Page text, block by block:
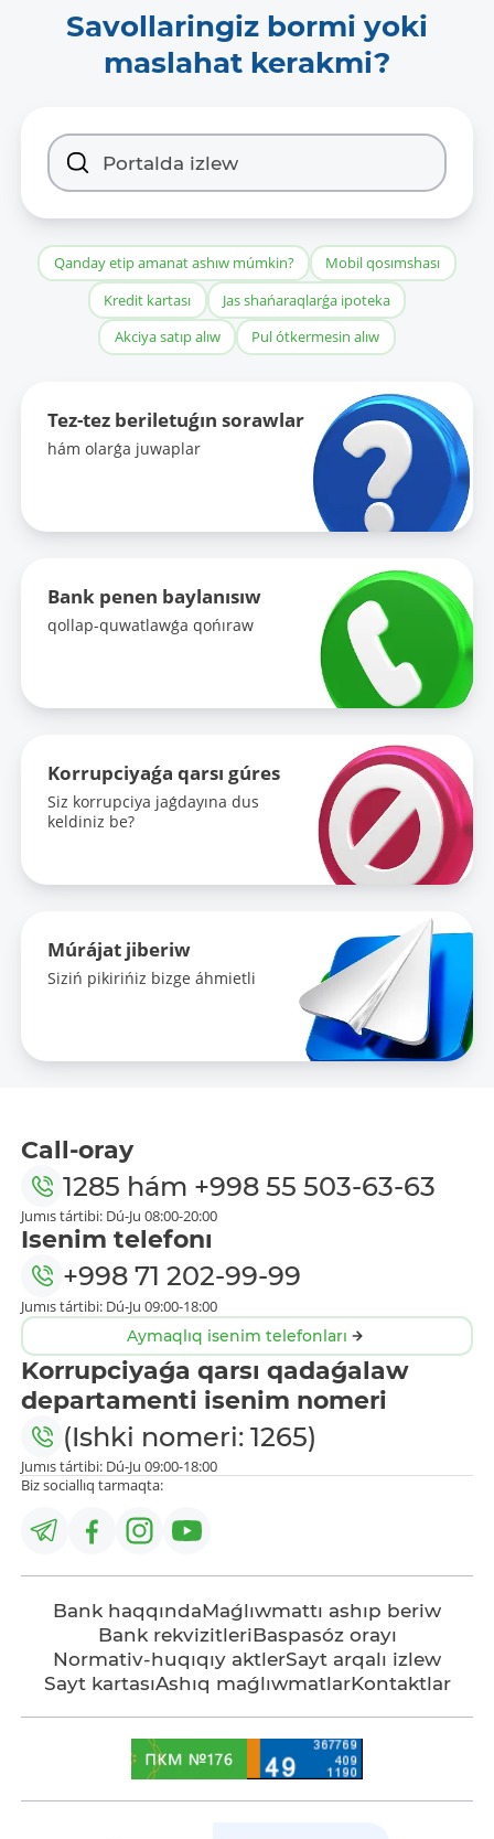
Savollaringiz bormi yoki
maslahat kerakmi?
Qanday etip amanat ashıw múmkin?
Mobil qosımshası
Kredit kartası
Jas shańaraqlarǵa ipoteka
Akciya satıp alıw
Pul ótkermesin alıw
Tez-tez beriletuǵın sorawlar
hám olarǵa juwaplar
Bank penen baylanısıw
qollap-quwatlawǵa qońıraw
Korrupciyaǵa qarsı gúres
Siz korrupciya jaǵdayına dus
keldiniz be?
Múrájat jiberiw
Siziń pikirińiz bizge áhmietli
Call-oray
1285 hám +998 55 503-63-63
Jumıs tártibi: Dú-Ju 08:00-20:00
Isenim telefonı
+998 71 202-99-99
Jumıs tártibi: Dú-Ju 09:00-18:00
Aymaqlıq isenim telefonları
Korrupciyaǵa qarsı qadaǵalaw
departamenti isenim nomeri
(Ishki nomeri: 1265)
Jumıs tártibi: Dú-Ju 09:00-18:00
Biz sociallıq tarmaqta:
Bank haqqındaMaǵlıwmattı ashıp beriw
Bank rekvizitleriBaspasóz orayı
Normativ-huqıqıy aktlerSayt arqalı izlew
Sayt kartasıAshıq maǵlıwmatlarKontaktlar